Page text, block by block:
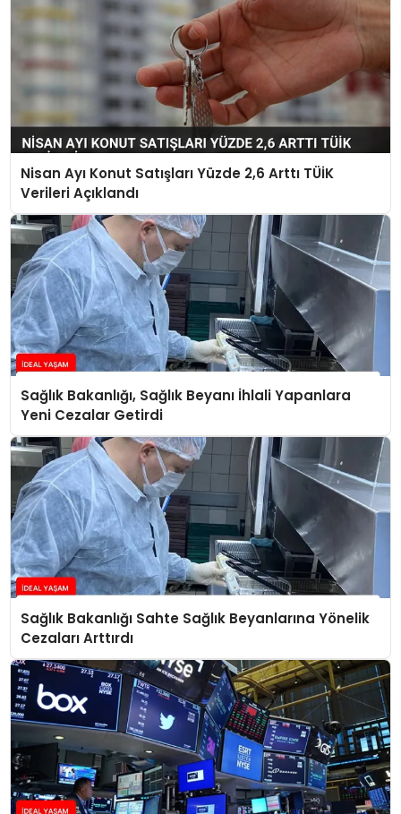
Nisan Ayı Konut Satışları Yüzde 2,6 Arttı TÜİK
Verileri Açıklandı
Sağlık Bakanlığı, Sağlık Beyanı İhlali Yapanlara
Yeni Cezalar Getirdi
Sağlık Bakanlığı Sahte Sağlık Beyanlarına Yönelik
Cezaları Arttırdı